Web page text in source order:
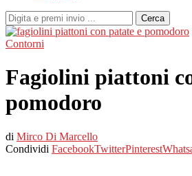
Cerca
Contorni
Fagiolini piattoni
pomodoro
di Mirco Di Marcello
Condividi FacebookTwitterPinterest